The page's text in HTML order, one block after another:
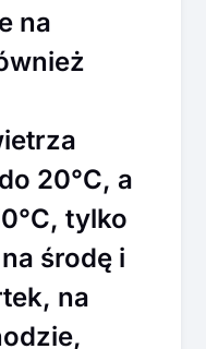
na
20°C, a
tylko
środę i
na